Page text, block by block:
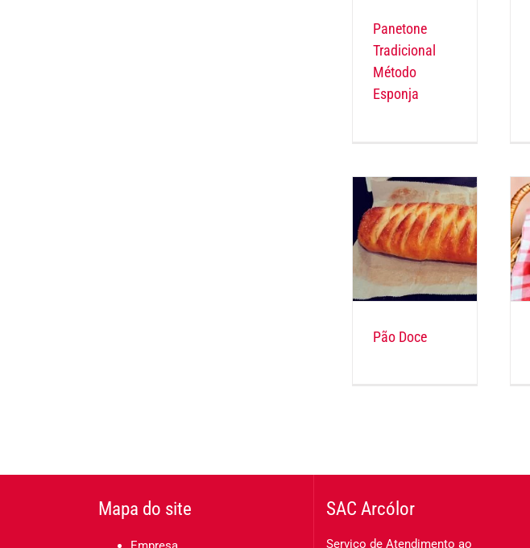
Panetone
Tradicional
Método
Esponja
Pão Doce
Mapa do site SAC Arcólor
Serviço de Atendimento ao